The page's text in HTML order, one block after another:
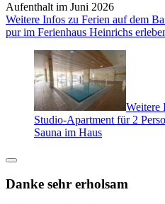
Aufenthalt im Juni 2026
Weitere Infos zu Ferien auf dem
pur im Ferienhaus Heinrichs
Weitere
Studio-Apartment für 2
Sauna im Haus
Danke sehr erholsam